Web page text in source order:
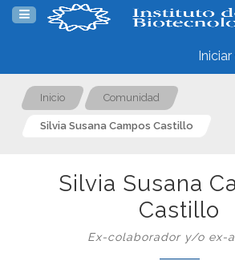
Inicio Comunidad
Silvia Susana Campos Castillo
Silvia Susana
Castillo
Ex-colaborador y/o ex-